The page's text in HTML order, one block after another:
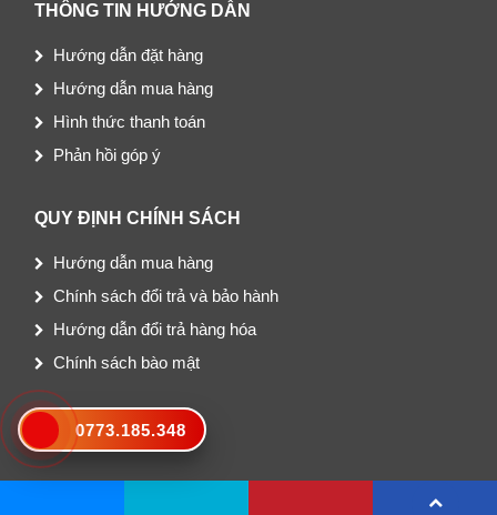
THÔNG TIN HƯỚNG DẪN
Hướng dẫn đặt hàng
Hướng dẫn mua hàng
Hình thức thanh toán
Phản hồi góp ý
QUY ĐỊNH CHÍNH SÁCH
Hướng dẫn mua hàng
Chính sách đổi trả và bảo hành
Hướng dẫn đổi trả hàng hóa
Chính sách bào mật
BẢN ĐỒ ĐƯỜNG ĐI
0773.185.348